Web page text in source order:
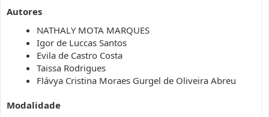
Autores
NATHALY MOTA MARQUES
Igor de Luccas Santos
Evila de Castro Costa
Taissa Rodrigues
Flávya Cristina Moraes Gurgel de Oliveira Abreu
Modalidade